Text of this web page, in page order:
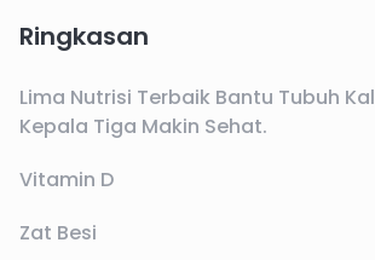
Ringkasan
Lima Nutrisi Terbaik Bantu Tubuh
Kepala Tiga Makin Sehat.
Vitamin D
Zat Besi